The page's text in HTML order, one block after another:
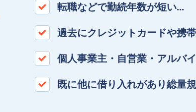
転職などで勤続年数が短い…
過去にクレジットカードや携
個人事業主・自営業・アルバ
既に他に借り入れがあり総量